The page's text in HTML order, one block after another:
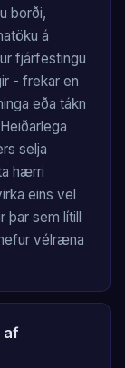
borði,
á
fjárfestingu
- frekar en
eða tákn
selja
hærri
eins vel
þar sem lítill
vélræna
af